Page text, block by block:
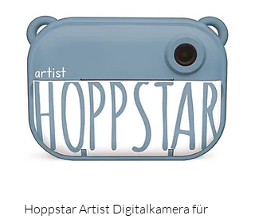
Hoppstar Artist Digitalkamera für